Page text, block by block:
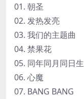
01. 朝圣
02. 发热发亮
03. 我们的主题曲
04. 禁果花
05. 同年同月同日生
06. 心魔
07. BANG BANG